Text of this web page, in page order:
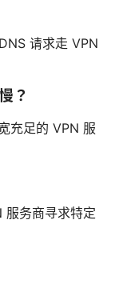
请求走 VPN
？
充足的 VPN 服
服务商寻求特定